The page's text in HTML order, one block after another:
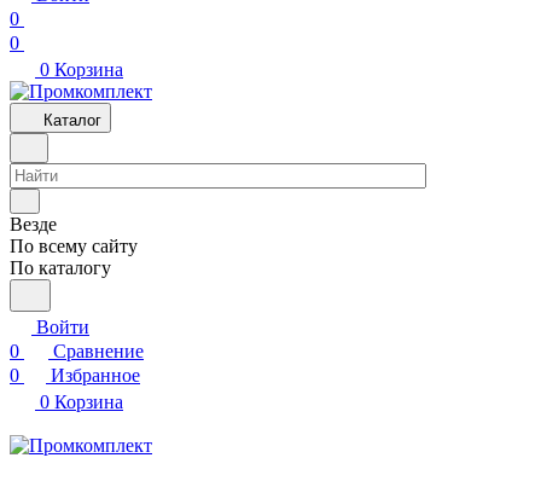
0
0
0 Корзина
Каталог
Везде
По всему сайту
По каталогу
Войти
0
Сравнение
0
Избранное
0 Корзина